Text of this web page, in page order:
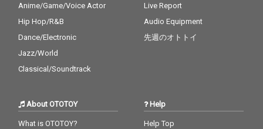
Anime/Game/Voice Actor
Hip Hop/R&B
Dance/Electronic
Jazz/World
Classical/Soundtrack
Live Report
Audio Equipment
先週のオトトイ
About OTOTOY
What is OTOTOY?
Help
Help Top